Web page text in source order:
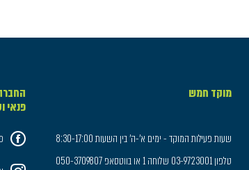
מוקד חמש
שעות פעילות המוקד - ימים א'-ה' בין השעות 8:30-17:00
טלפון 03-9723001 שלוחה 1 או בווטסאפ 050-3709807
פנאי